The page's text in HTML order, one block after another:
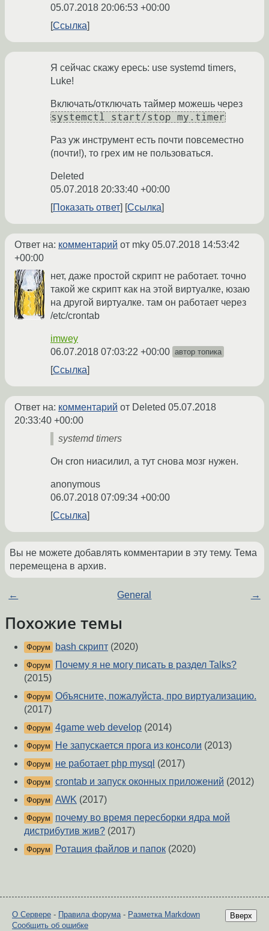
05.07.2018 20:06:53 +00:00
Ссылка
Я сейчас скажу ересь: use systemd timers,
Luke!
Включать/отключать таймер можешь через
systemctl start/stop my.timer
Раз уж инструмент есть почти повсеместно
(почти!), то грех им не пользоваться.
Deleted
05.07.2018 20:33:40 +00:00
Показать ответ
Ссылка
Ответ на: комментарий от mky 05.07.2018 14:53:42
+00:00
нет, даже простой скрипт не работает. точно
такой же скрипт как на этой виртуалке, юзаю
на другой виртуалке. там он работает через
/etc/crontab
imwey
06.07.2018 07:03:22 +00:00 автор топика
Ссылка
Ответ на: комментарий от Deleted 05.07.2018
20:33:40 +00:00
systemd timers
Он cron ниасилил, а тут снова мозг нужен.
anonymous
06.07.2018 07:09:34 +00:00
Ссылка
Вы не можете добавлять комментарии в эту тему. Тема
перемещена в архив.
← General →
Похожие темы
Форум bash скрипт (2020)
Форум
Почему я не могу писать в раздел Talks?
(2015)
Форум Объясните, пожалуйста, про виртуализацию.
(2017)
Форум 4game web develop (2014)
Форум Не запускается прога из консоли (2013)
Форум не работает php mysql (2017)
Форум crontab и запуск оконных приложений (2012)
Форум AWK (2017)
Форум
почему во время пересборки ядра мой
дистрибутив жив? (2017)
Форум Ротация файлов и папок (2020)
Вверх
О Сервере - Правила форума- Разметка Markdown
Сообщить об ошибке